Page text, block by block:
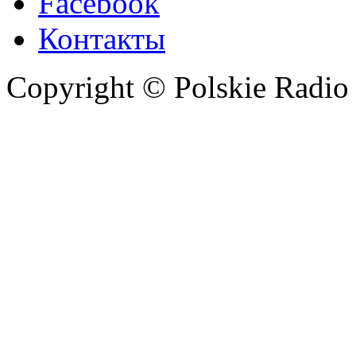
Контакты
Copyright © Polskie